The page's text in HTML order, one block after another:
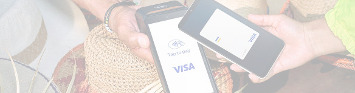
Bliv beskyttet og
betal sikkert med dit
Visa-kort i butikker
Det betyder ikke noget, hvad du køber i